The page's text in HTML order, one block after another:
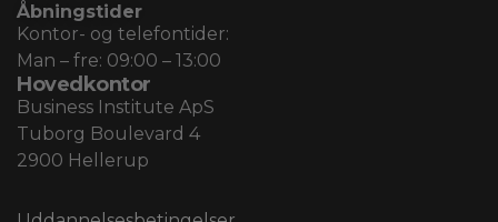
Åbningstider
Kontor- og telefontider:
Man – fre: 09:00 – 13:00
Hovedkontor
Business Institute ApS
Tuborg Boulevard 4
2900 Hellerup